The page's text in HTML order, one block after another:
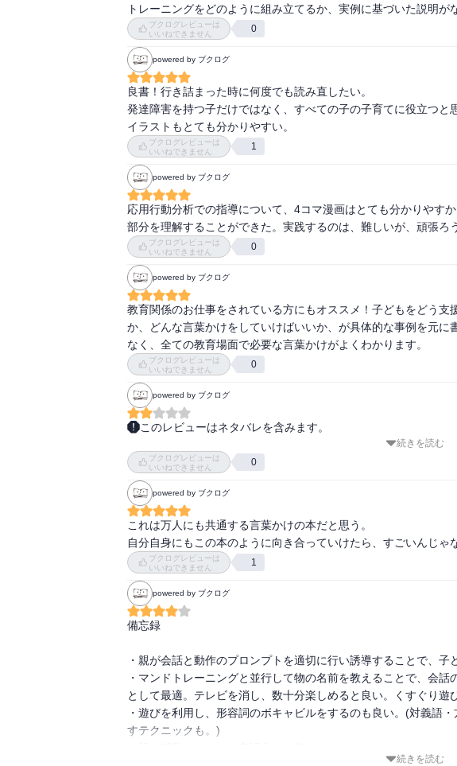
トレーニングをどのように組み立てるか、実例に基づいた説明が
ブクログレビューは
いいねできません
0
powered by ブクログ
良書！行き詰まった時に何度でも読み直したい。
発達障害を持つ子だけではなく、すべての子の子育てに役立つと
イラストもとても分かりやすい。
ブクログレビューは
いいねできません
1
powered by ブクログ
応用行動分析での指導について、4コマ漫画はとても分かりやす
部分を理解することができた。実践するのは、難しいが、頑張ろ
ブクログレビューは
いいねできません
0
powered by ブクログ
教育関係のお仕事をされている方にもオススメ！子どもをどう支
か、どんな言葉かけをしていけばいいか、が具体的な事例を元
なく、全ての教育場面で必要な言葉かけがよくわかります。
ブクログレビューは
いいねできません
0
powered by ブクログ
このレビューはネタバレを含みます。
勧められて読みました。発達障害のある子どもはおろか育児の経
ないに等しいです。
結論から言いますと、読むように頼まれた本だったので最後まで
発見みたいなものは特になかったです。
子どもとの向き合い方の内容はほとんど普通、というか当たり前
た、まだ言葉が話せない子どものお世話をした事はありませんが
いないこともあり近所の子供たちの面倒を私一人で見ることも
いました。弟妹を連れて来る子もいたので3歳くらいの子も何人
れてある内容でまず問題なく交流出来ると思います。
おいては、真新しいどころか、そもそも子どもとの向き合い方
は放っておいても勝手に育つ、と聞いたことはありますが、ま
気になりました。
続きを読む
ブクログレビューは
いいねできません
0
powered by ブクログ
これは万人にも共通する言葉かけの本だと思う。
自分自身にもこの本のように向き合っていけたら、すごいんじゃ
ブクログレビューは
いいねできません
1
powered by ブクログ
備忘録
・親が会話と動作のプロンプトを適切に行い誘導することで、子
・マンドトレーニングと並行して物の名前を教えることで、会
として最適。テレビを消し、数十分楽しめると良い。くすぐり遊
・遊びを利用し、形容詞のボキャビルをするのも良い。(対義語
すテクニックも。)
続きを読む